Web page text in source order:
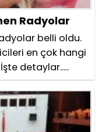
Radyolar
belli oldu.
en çok hangi
detaylar.....